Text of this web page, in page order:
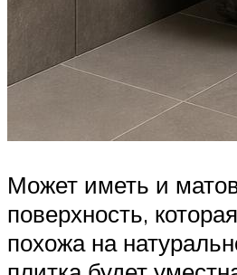
Может иметь и
поверхность,
похожа на